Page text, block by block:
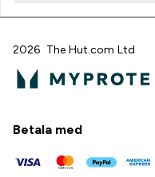
2026 The Hut.com Ltd
Betala med